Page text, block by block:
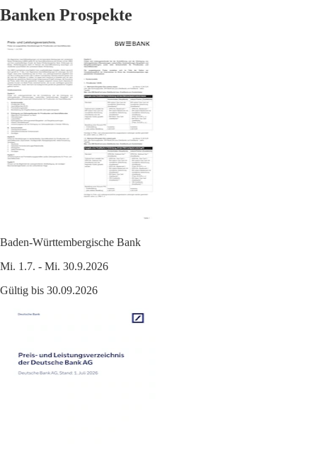
Banken Prospekte
Baden-Württembergische Bank
Mi. 1.7. - Mi. 30.9.2026
Gültig bis 30.09.2026